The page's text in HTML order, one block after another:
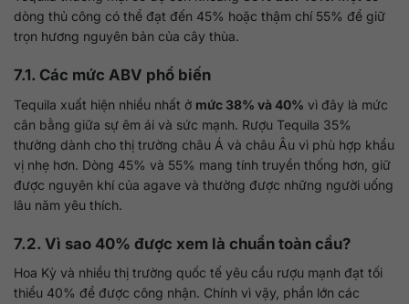
dòng thủ công có thể đạt đến 45% hoặc thậm chí 55% để giữ
trọn hương nguyên bản của cây thùa.
7.1. Các mức ABV phổ biến
Tequila xuất hiện nhiều nhất ở mức 38% và 40% vì đây là mức
cân bằng giữa sự êm ái và sức mạnh. Rượu Tequila 35%
thường dành cho thị trường châu Á và châu Âu vì phù hợp khẩu
vị nhẹ hơn. Dòng 45% và 55% mang tính truyền thống hơn, giữ
được nguyên khí của agave và thường được những người uống
lâu năm yêu thích.
7.2. Vì sao 40% được xem là chuẩn toàn cầu?
Hoa Kỳ và nhiều thị trường quốc tế yêu cầu rượu mạnh đạt tối
thiểu 40% để được công nhận. Chính vì vậy, phần lớn các